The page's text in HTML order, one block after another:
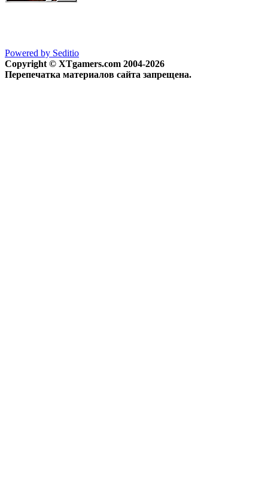
Powered by Seditio
Copyright © XTgamers.com 2004-2026
Перепечатка материалов сайта запрещена.